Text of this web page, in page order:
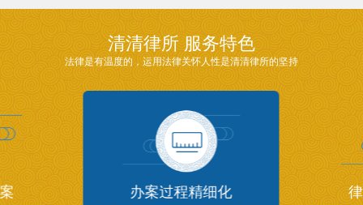
清清律所 服务特色
法律是有温度的，运用法律关怀人性是清清律所的坚持
办案过程精细化